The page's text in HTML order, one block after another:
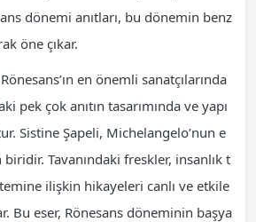
dönemi anıtları, bu dönemin benz
öne çıkar.
en önemli sanatçılarında
pek çok anıtın tasarımında ve yapı
Sistine Şapeli, Michelangelo’nun e
Tavanındaki freskler, insanlık t
ilişkin hikayeleri canlı ve etkile
Bu eser, Rönesans döneminin başya